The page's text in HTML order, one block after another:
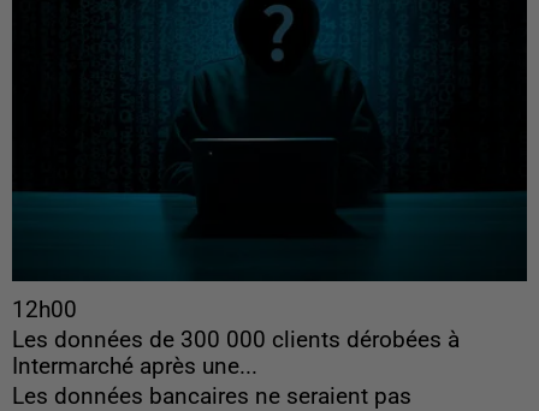
12h00
Les données de 300 000 clients dérobées à
Intermarché après une...
Les données bancaires ne seraient pas